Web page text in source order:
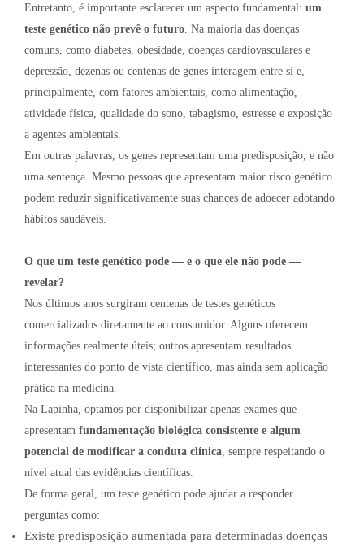
Entretanto, é importante esclarecer um aspecto fundamental: um
teste genético não prevê o futuro . Na maioria das doenças
comuns, como diabetes, obesidade, doenças cardiovasculares e
depressão, dezenas ou centenas de genes interagem entre si e,
principalmente, com fatores ambientais, como alimentação,
atividade física, qualidade do sono, tabagismo, estresse e exposição
a agentes ambientais.
Em outras palavras, os genes representam uma predisposição, e não
uma sentença. Mesmo pessoas que apresentam maior risco genético
podem reduzir significativamente suas chances de adoecer adotando
hábitos saudáveis.
O que um teste genético pode — e o que ele não pode —
revelar?
Nos últimos anos surgiram centenas de testes genéticos
comercializados diretamente ao consumidor. Alguns oferecem
informações realmente úteis; outros apresentam resultados
interessantes do ponto de vista científico, mas ainda sem aplicação
prática na medicina.
Na Lapinha, optamos por disponibilizar apenas exames que
apresentam fundamentação biológica consistente e algum
potencial de modificar a conduta clínica , sempre respeitando o
nível atual das evidências científicas.
De forma geral, um teste genético pode ajudar a responder
perguntas como:
Existe predisposição aumentada para determinadas doenças